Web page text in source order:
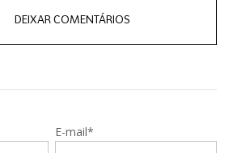
DEIXAR COMENTÁRIOS
E-mail*